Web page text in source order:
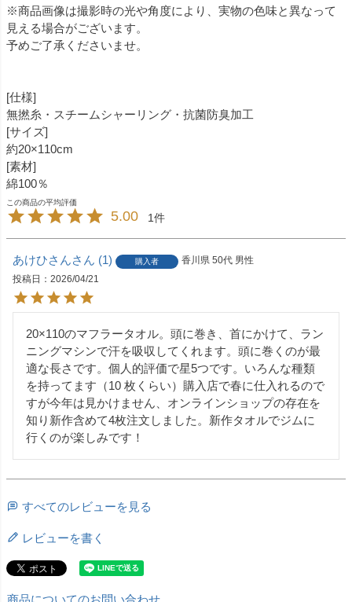
※商品画像は撮影時の光や角度により、実物の色味と異なって
見える場合がございます。
予めご了承くださいませ。
[仕様]
無撚糸・スチームシャーリング・抗菌防臭加工
[サイズ]
約20×110cm
[素材]
綿100％
5.00 1
あけひさん 1 購入者 香川県 50代 男性
投稿日
2026/04/21
20×110のマフラータオル。頭に巻き、首にかけて、ラン
ニングマシンで汗を吸収してくれます。頭に巻くのが最
適な長さです。個人的評価で星5つです。いろんな種類
を持ってます（10 枚くらい）購入店で春に仕入れるので
すが今年は見かけません、オンラインショップの存在を
知り新作含めて4枚注文しました。新作タオルでジムに
行くのが楽しみです！
すべてのレビューを見る
レビューを書く
商品についてのお問い合わせ